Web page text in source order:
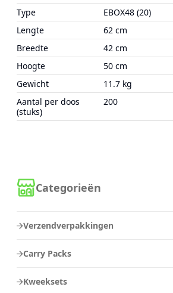
Categorieën
Verzendverpakkingen
Carry Packs
Kweeksets
Type
EBOX48 (20)
Lengte
62 cm
Breedte
42 cm
Hoogte
50 cm
Gewicht
11.7 kg
Aantal per doos
(stuks)
200